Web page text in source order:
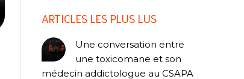
ARTICLES LES PLUS LUS
Une conversation entre
une toxicomane et son
médecin addictologue au CSAPA